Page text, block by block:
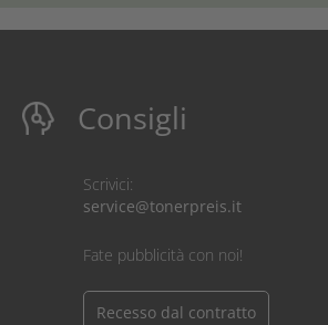
Consigli
Scrivici:
service@tonerpreis.it
Fate pubblicità con noi!
Recesso dal contratto